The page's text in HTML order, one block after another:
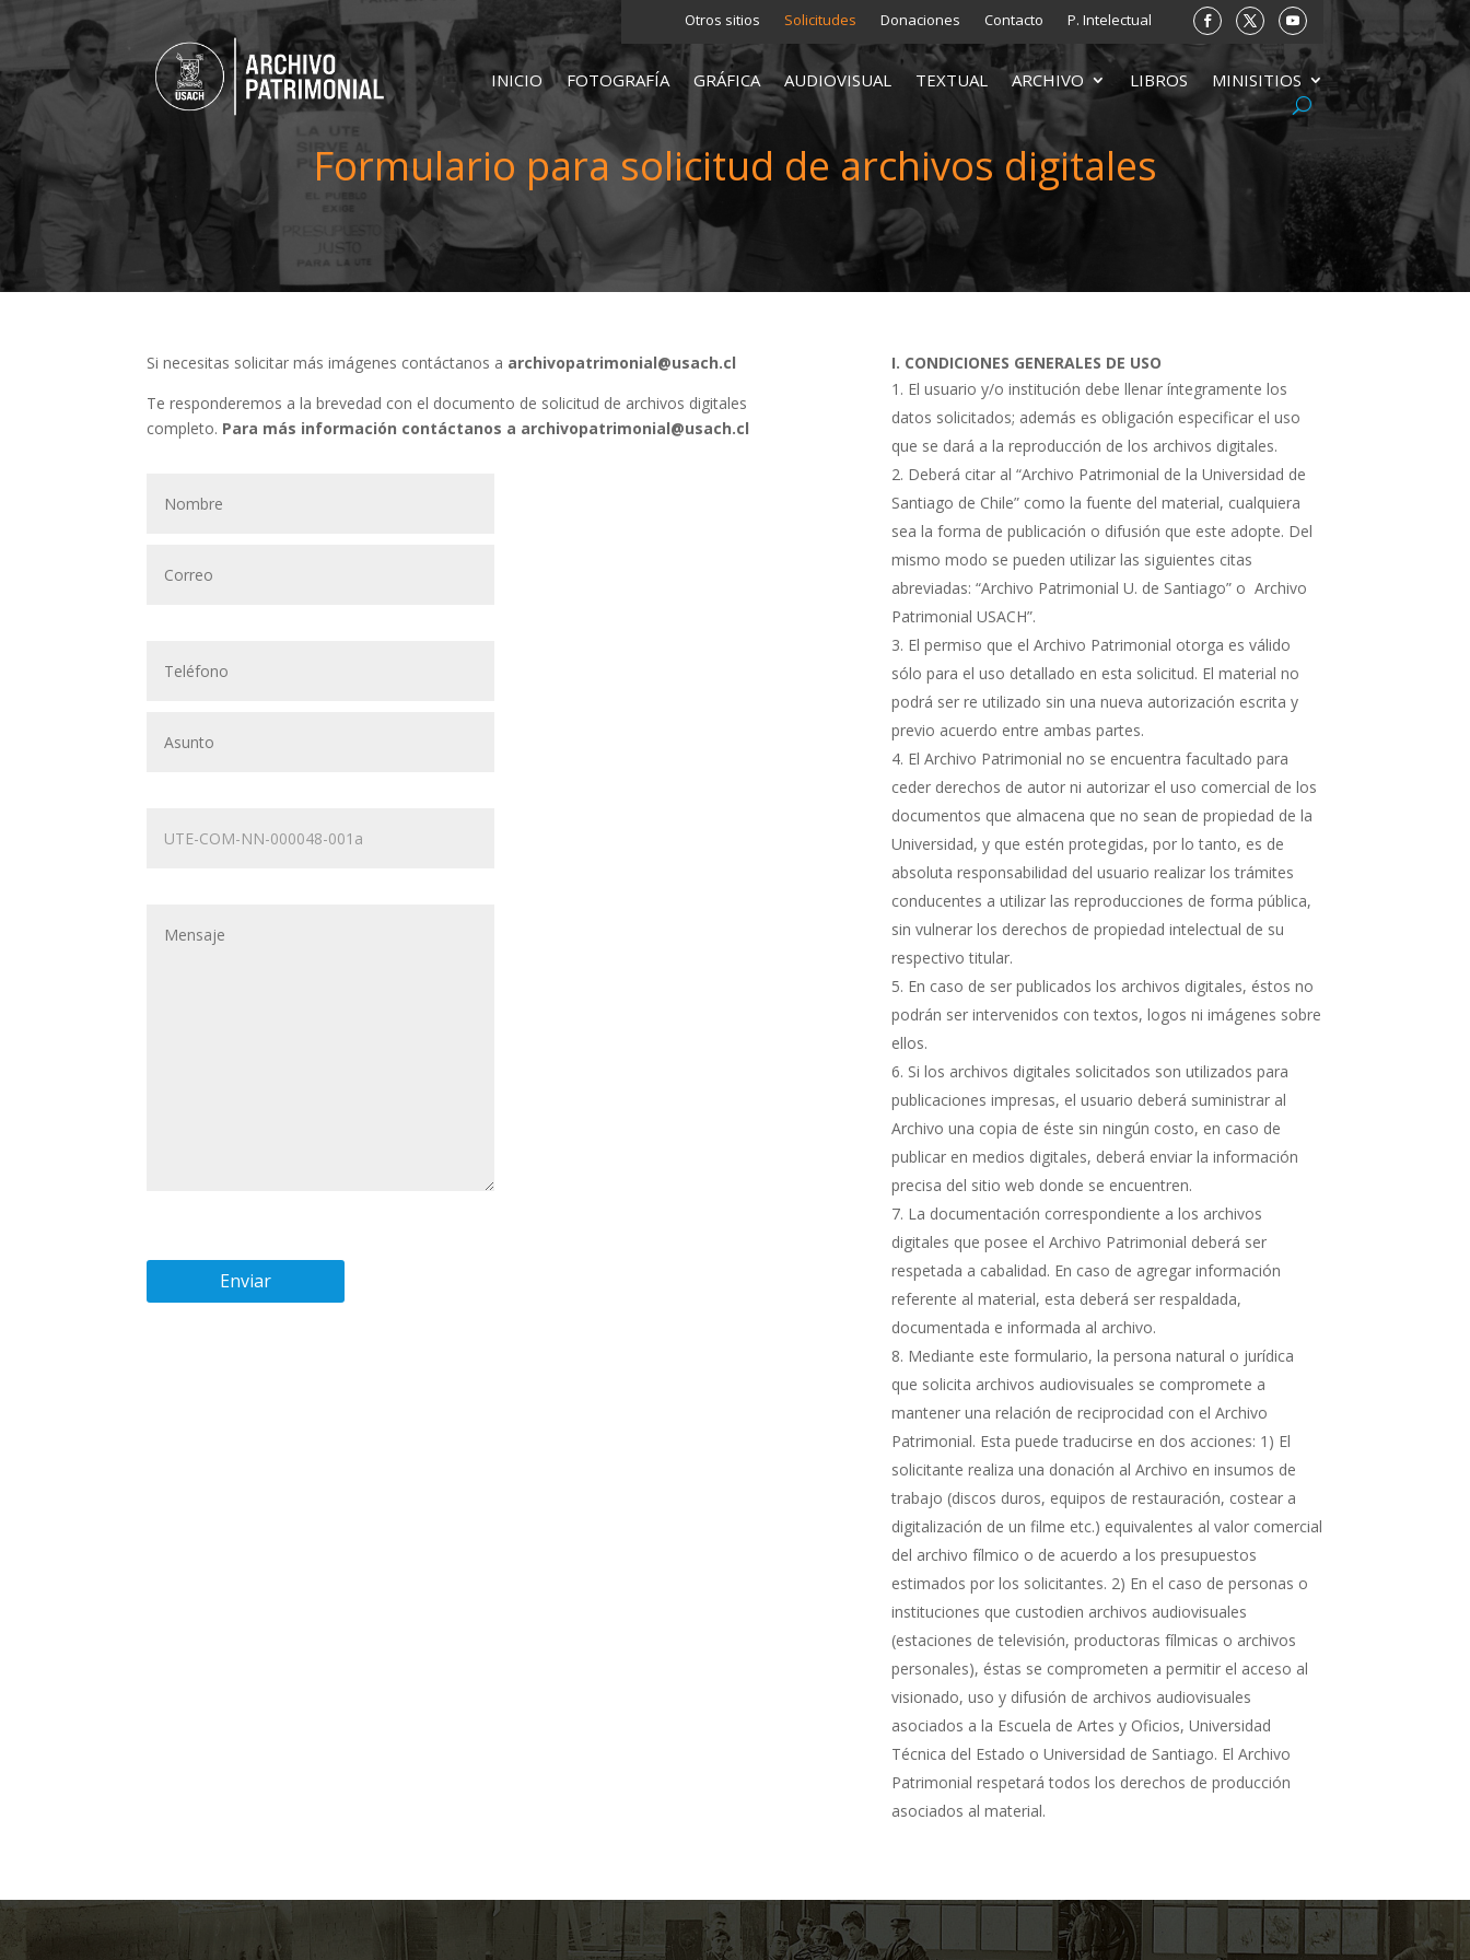
Otros sitios Solicitudes Donaciones Contacto P. Intelectual
INICIO FOTOGRAFÍA GRÁFICA AUDIOVISUAL TEXTUAL ARCHIVO LIBROS MINISITIOS
Formulario para solicitud de archivos digitales
Si necesitas solicitar más imágenes contáctanos a archivopatrimonial@usach.cl
Te responderemos a la brevedad con el documento de solicitud de archivos digitales
completo. Para más información contáctanos a archivopatrimonial@usach.cl
I. CONDICIONES GENERALES DE USO
El usuario y/o institución debe llenar íntegramente los
datos solicitados; además es obligación especificar el uso
que se dará a la reproducción de los archivos digitales.
Deberá citar al “Archivo Patrimonial de la Universidad de
Santiago de Chile” como la fuente del material, cualquiera
sea la forma de publicación o difusión que este adopte. Del
mismo modo se pueden utilizar las siguientes citas
abreviadas: “Archivo Patrimonial U. de Santiago” o Archivo
Patrimonial USACH”.
El permiso que el Archivo Patrimonial otorga es válido
sólo para el uso detallado en esta solicitud. El material no
podrá ser re utilizado sin una nueva autorización escrita y
previo acuerdo entre ambas partes.
El Archivo Patrimonial no se encuentra facultado para
ceder derechos de autor ni autorizar el uso comercial de los
documentos que almacena que no sean de propiedad de la
Universidad, y que estén protegidas, por lo tanto, es de
absoluta responsabilidad del usuario realizar los trámites
conducentes a utilizar las reproducciones de forma pública,
sin vulnerar los derechos de propiedad intelectual de su
respectivo titular.
En caso de ser publicados los archivos digitales, éstos no
podrán ser intervenidos con textos, logos ni imágenes sobre
ellos.
Si los archivos digitales solicitados son utilizados para
publicaciones impresas, el usuario deberá suministrar al
Archivo una copia de éste sin ningún costo, en caso de
publicar en medios digitales, deberá enviar la información
precisa del sitio web donde se encuentren.
La documentación correspondiente a los archivos
digitales que posee el Archivo Patrimonial deberá ser
respetada a cabalidad. En caso de agregar información
referente al material, esta deberá ser respaldada,
documentada e informada al archivo.
Mediante este formulario, la persona natural o jurídica
que solicita archivos audiovisuales se compromete a
mantener una relación de reciprocidad con el Archivo
Patrimonial. Esta puede traducirse en dos acciones: 1) El
solicitante realiza una donación al Archivo en insumos de
trabajo (discos duros, equipos de restauración, costear a
digitalización de un filme etc.) equivalentes al valor comercial
del archivo fílmico o de acuerdo a los presupuestos
estimados por los solicitantes. 2) En el caso de personas o
instituciones que custodien archivos audiovisuales
(estaciones de televisión, productoras fílmicas o archivos
personales), éstas se comprometen a permitir el acceso al
visionado, uso y difusión de archivos audiovisuales
asociados a la Escuela de Artes y Oficios, Universidad
Técnica del Estado o Universidad de Santiago. El Archivo
Patrimonial respetará todos los derechos de producción
asociados al material.